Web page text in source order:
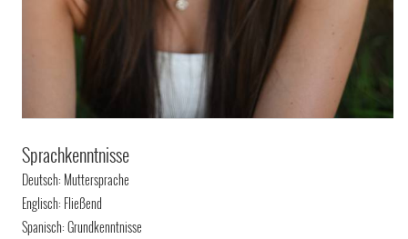
Sprachkenntnisse
Deutsch: Muttersprache
Englisch: Fließend
Spanisch: Grundkenntnisse